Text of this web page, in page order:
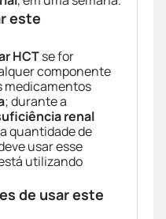
este
HCTse for
componente
medicamentos
; durante a
renal
quantidade de
usar esse
utilizando
de usar este